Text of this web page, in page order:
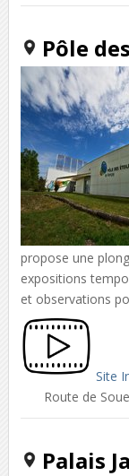
Pôle
propose une
expositions
et observations
Site
Route de
Palais